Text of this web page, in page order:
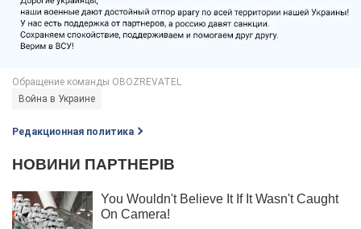
Война в Украине
Редакционная политика